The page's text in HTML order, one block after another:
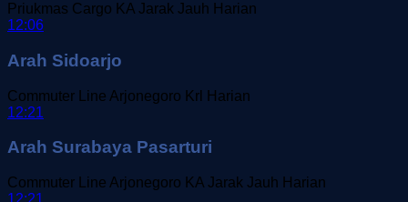
Priukmas Cargo KA Jarak Jauh Harian
12:06
Arah Sidoarjo
Commuter Line Arjonegoro Krl
Harian
12:21
Arah Surabaya Pasarturi
Commuter Line Arjonegoro KA Jarak Jauh Harian
12:21